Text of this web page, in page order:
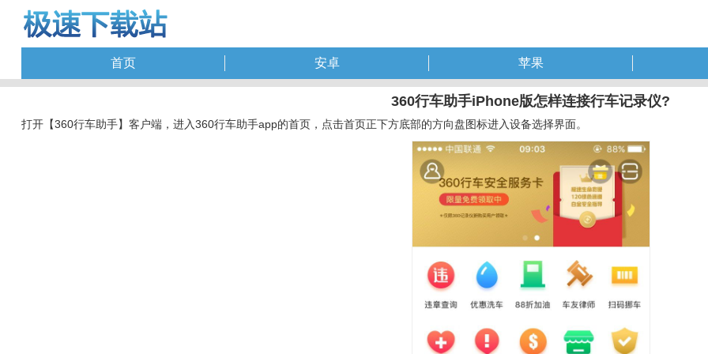
首页 安卓 苹果
360行车助手iPhone版怎样连接行车记录仪?
打开【360行车助手】客户端，进入360行车助手app的首页，点击首页正下方底部的方向盘图标进入设备选择界面。